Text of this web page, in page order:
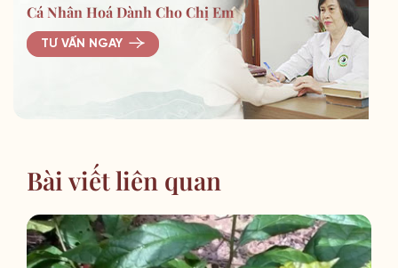
Cá Nhân Hoá Dành Cho Chị Em
TƯ VẤN NGAY
Bài viết liên quan